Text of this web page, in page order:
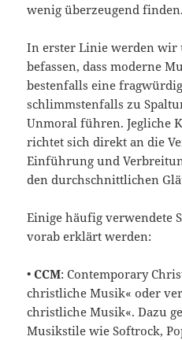
wenig überzeugend finden.
In erster Linie werden wir
befassen, dass moderne
bestenfalls eine
schlimmstenfalls zu
Unmoral führen. Jegliche
richtet sich direkt an die
Einführung und
den durchschnittlichen
Einige häufig verwendete
vorab erklärt werden:
•CCM: Contemporary
christliche Musik« oder
christliche Musik«. Dazu
Musikstile wie Softrock,